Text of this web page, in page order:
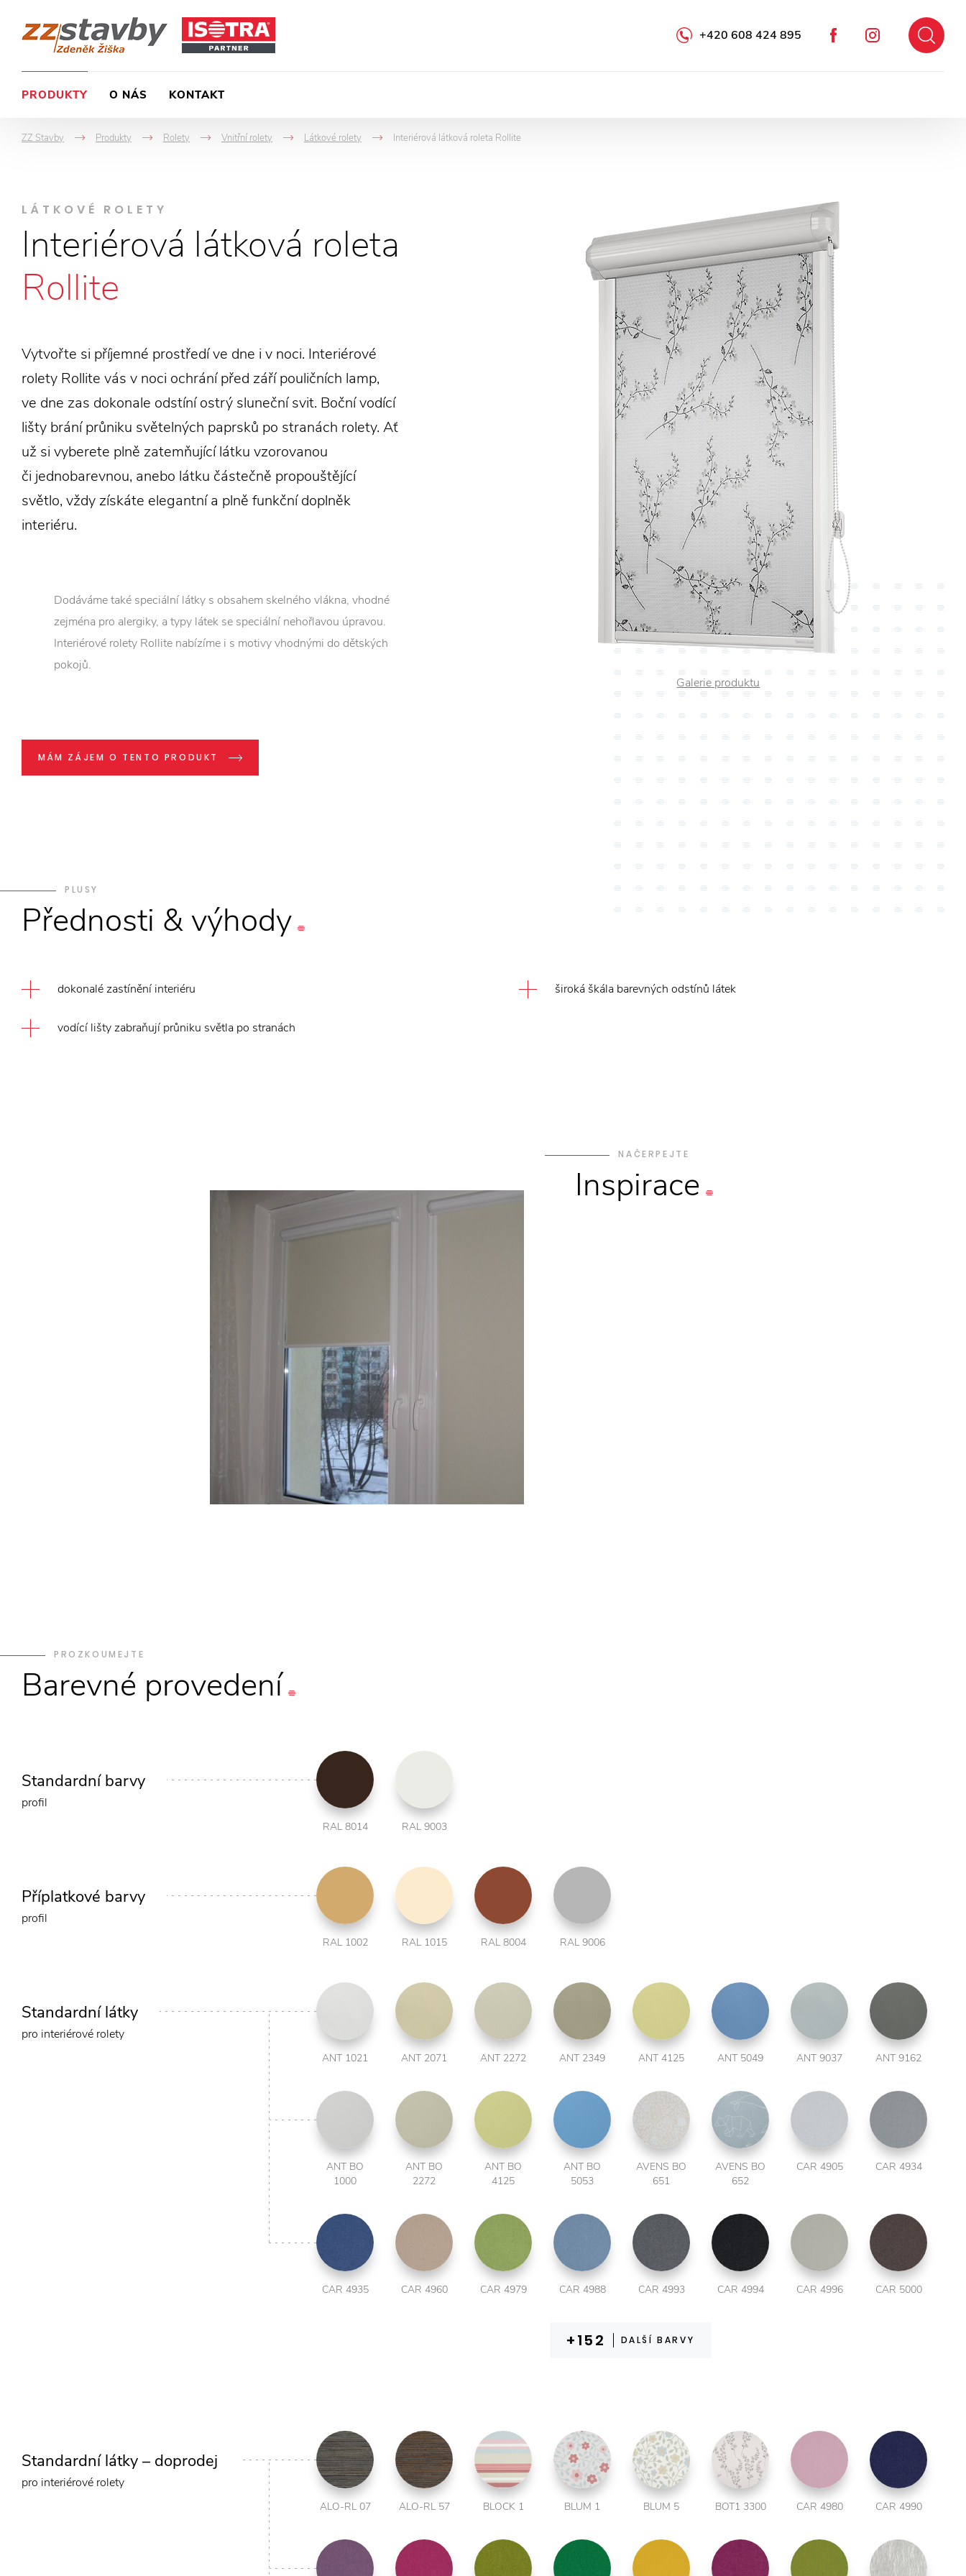
Instagram
Facebook
+420 608 424 895
PRODUKTY O NÁS KONTAKT
ZZ Stavby
->
Produkty
->
Rolety
->
Vnitřní rolety
->
Látkové rolety Interiérová látková roleta Rollite
LÁTKOVÉ ROLETY
Interiérová látková roleta
Rollite
Galerie produktu
Vytvořte si příjemné prostředí ve dne i v noci. Interiérové
rolety Rollite vás v noci ochrání před září pouličních lamp,
ve dne zas dokonale odstíní ostrý sluneční svit. Boční vodící
lišty brání průniku světelných paprsků po stranách rolety. Ať
už si vyberete plně zatemňující látku vzorovanou
či jednobarevnou, anebo látku částečně propouštějící
světlo, vždy získáte elegantní a plně funkční doplněk
interiéru.
Dodáváme také speciální látky s obsahem skelného vlákna, vhodné
zejména pro alergiky, a typy látek se speciální nehořlavou úpravou.
Interiérové rolety Rollite nabízíme i s motivy vhodnými do dětských
pokojů.
MÁM ZÁJEM O TENTO PRODUKT
PLUSY
Přednosti &výhody
dokonalé zastínění interiéru
vodící lišty zabraňují průniku světla po stranách
široká škála barevných odstínů látek
NAČERPEJTE
Inspirace
PROZKOUMEJTE
Barevné provedení
Standardní barvy
profil
RAL 8014 RAL 9003
Příplatkové barvy
profil
RAL 1002 RAL 1015 RAL 8004 RAL 9006
Standardní látky
pro interiérové rolety
ANT 1021 ANT 2071 ANT 2272 ANT 2349 ANT 4125 ANT 5049 ANT 9037 ANT 9162
ANT BO
1000
ANT BO
2272
ANT BO
4125
ANT BO
5053
AVENS BO
651
AVENS BO
652
CAR 4905 CAR 4934
CAR 4935 CAR 4960 CAR 4979 CAR 4988 CAR 4993 CAR 4994 CAR 4996 CAR 5000
DALŠÍ BARVY
Standardní látky – doprodej
pro interiérové rolety
ALO-RL 07 ALO-RL 57 BLOCK 1 BLUM 1 BLUM 5 BOT1 3300 CAR 4980 CAR 4990